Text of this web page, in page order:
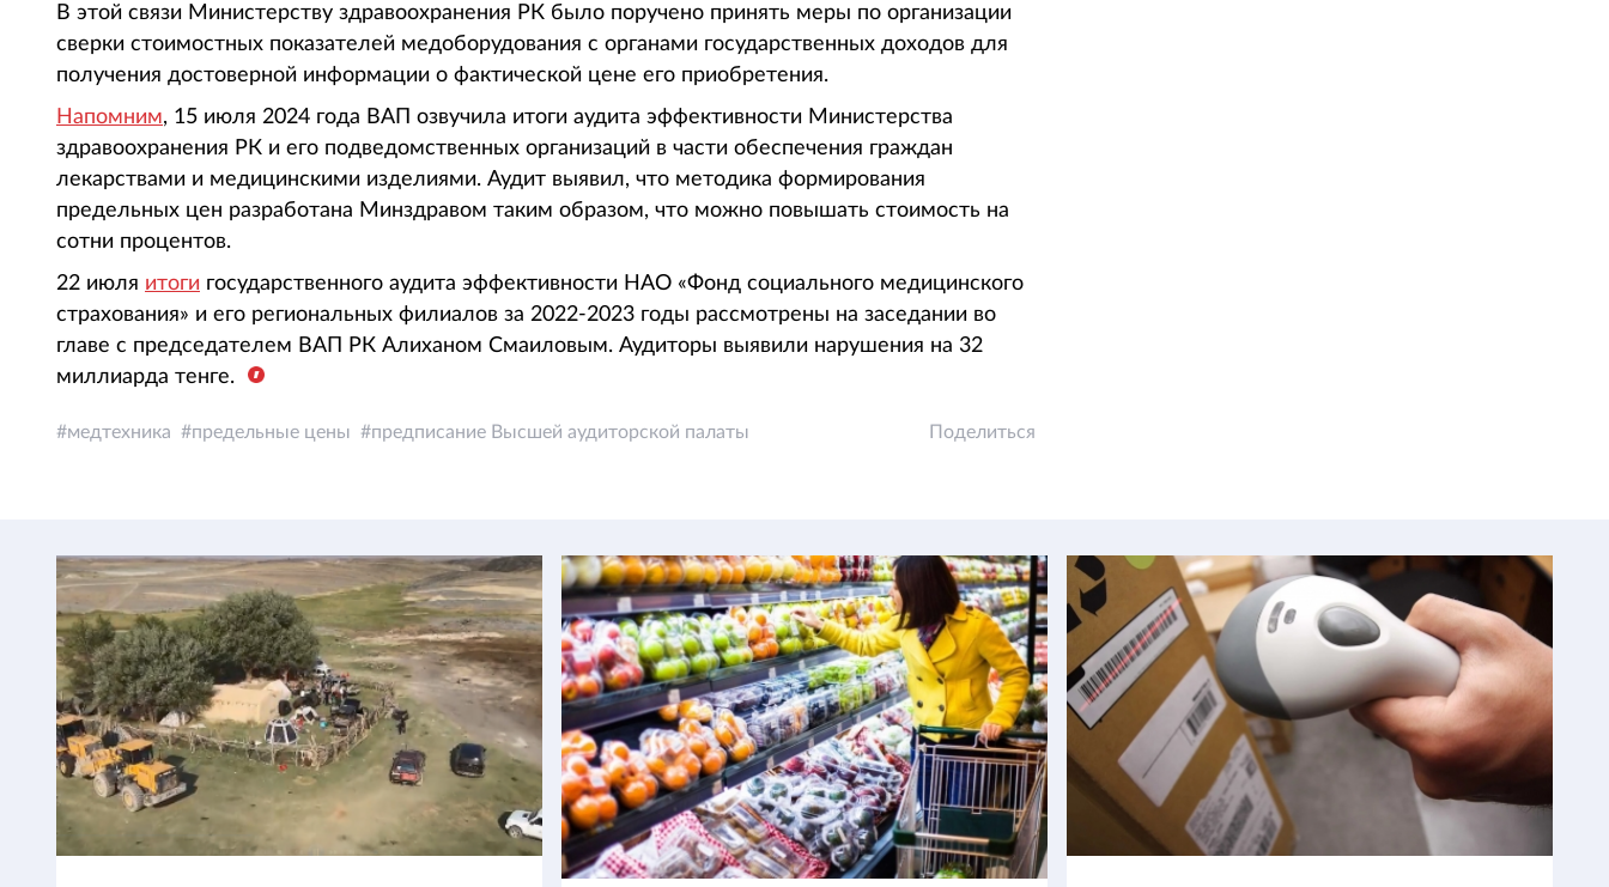
В этой связи Министерству здравоохранения РК было поручено принять меры по организации
сверки стоимостных показателей медоборудования с органами государственных доходов для
получения достоверной информации о фактической цене его приобретения.
Напомним, 15 июля 2024 года ВАП озвучила итоги аудита эффективности Министерства
здравоохранения РК и его подведомственных организаций в части обеспечения граждан
лекарствами и медицинскими изделиями. Аудит выявил, что методика формирования
предельных цен разработана Минздравом таким образом, что можно повышать стоимость на
сотни процентов.
22 июля итоги государственного аудита эффективности НАО «Фонд социального медицинского
страхования» и его региональных филиалов за 2022-2023 годы рассмотрены на заседании во
главе с председателем ВАП РК Алиханом Смаиловым. Аудиторы выявили нарушения на 32
миллиарда тенге.
медтехника предельные цены предписание Высшей аудиторской палаты Поделиться